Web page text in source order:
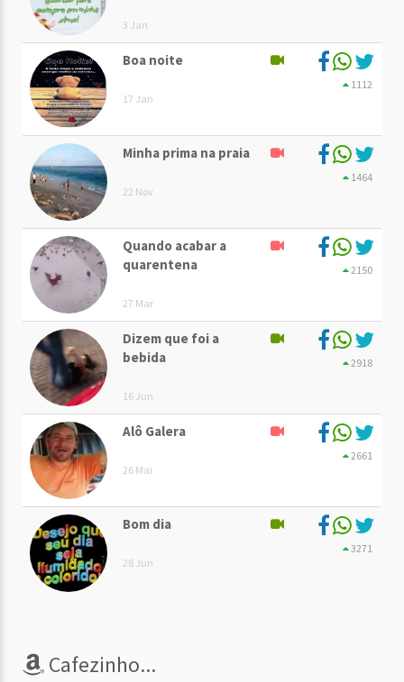
3 Jan
Boa noite
17 Jan
1112
Minha prima na praia
22 Nov
1464
Quando acabar a
quarentena
27 Mar
2150
Dizem que foi a
bebida
16 Jun
2918
Alô Galera
26 Mai
2661
Bom dia
28 Jun
3271
Cafezinho...